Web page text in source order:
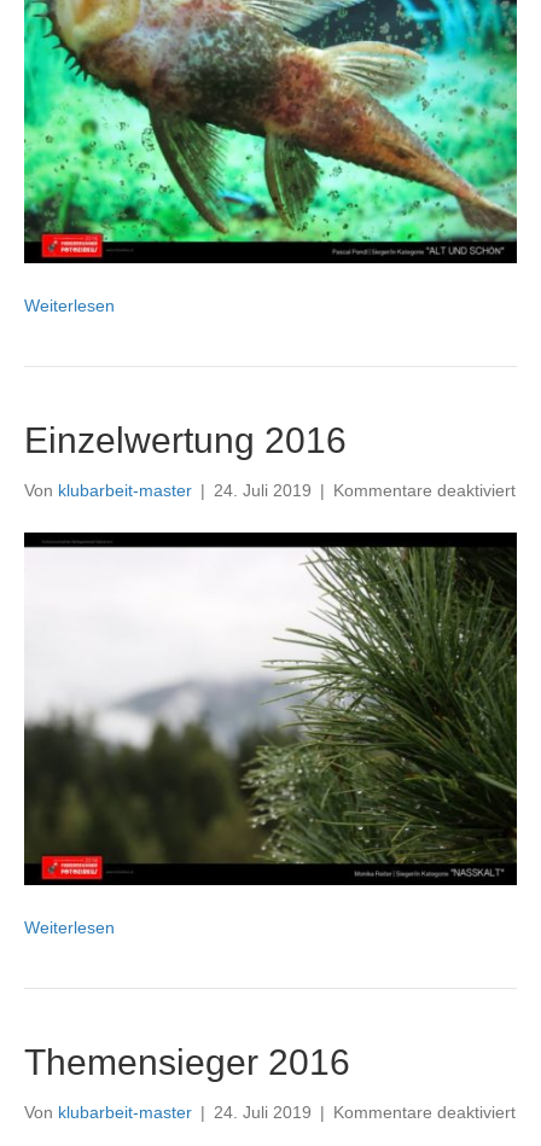
Weiterlesen
Einzelwertung 2016
Von klubarbeit-master | 24. Juli 2019 | Kommentare deaktiviertfür
Weiterlesen
Themensieger 2016
Von klubarbeit-master | 24. Juli 2019 | Kommentare deaktiviertfür